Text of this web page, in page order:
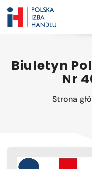
Biuletyn
Nr
Strona